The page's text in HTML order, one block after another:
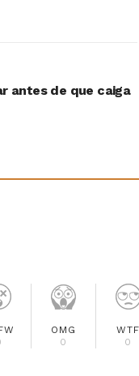
antes de que caiga
OMG
0
WTF
0